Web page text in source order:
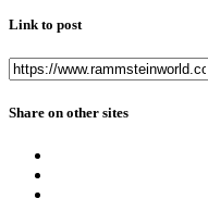
Link to post
Share on other sites